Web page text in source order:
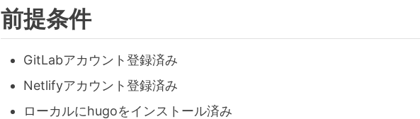
前提条件
GitLabアカウント登録済み
Netlifyアカウント登録済み
ローカルにhugoをインストール済み